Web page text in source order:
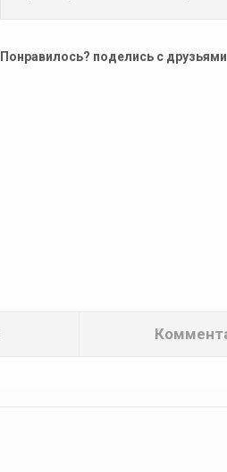
Понравилось? поделись с друзьями